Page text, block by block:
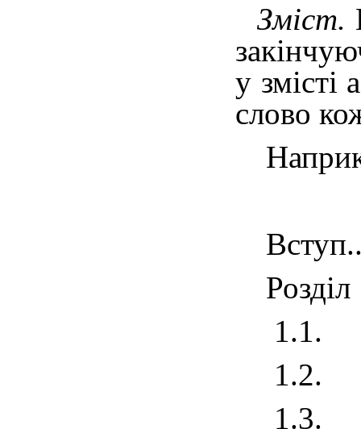
Зміст.
у змісті
слово
1.1.
1.2.
1.3.